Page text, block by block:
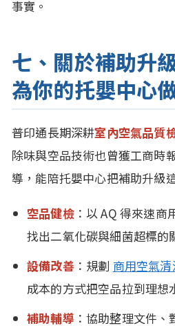
事實。
七、關於補助升
為你的托嬰中心
普印通長期深耕室內空氣品質
除味與空品技術也曾獲工商時
導，能陪托嬰中心把補助升級
空品健檢：以 AQ 得來速商
找出二氧化碳與細菌超標的
設備改善：規劃 商用空氣
成本的方式把空品拉到理想
補助輔導 ：協助整理文件